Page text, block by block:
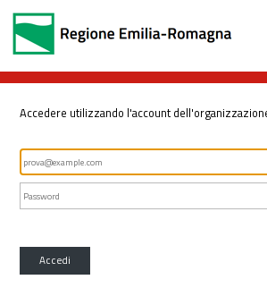
Accedere utilizzando l'account
Accedi